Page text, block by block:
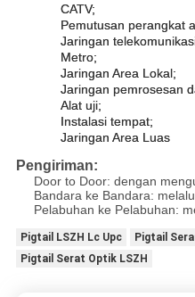
CATV;
Pemutusan perangkat
Jaringan
Metro;
Jaringan Area Lokal;
Jaringan pemrosesan
Alat uji;
Instalasi tempat;
Jaringan Area Luas
Pengiriman:
Door to Door: dengan
Bandara ke Bandara:
Pelabuhan ke Pelabuhan:
Pigtail LSZH Lc Upc
Pigtail
Pigtail Serat Optik LSZH